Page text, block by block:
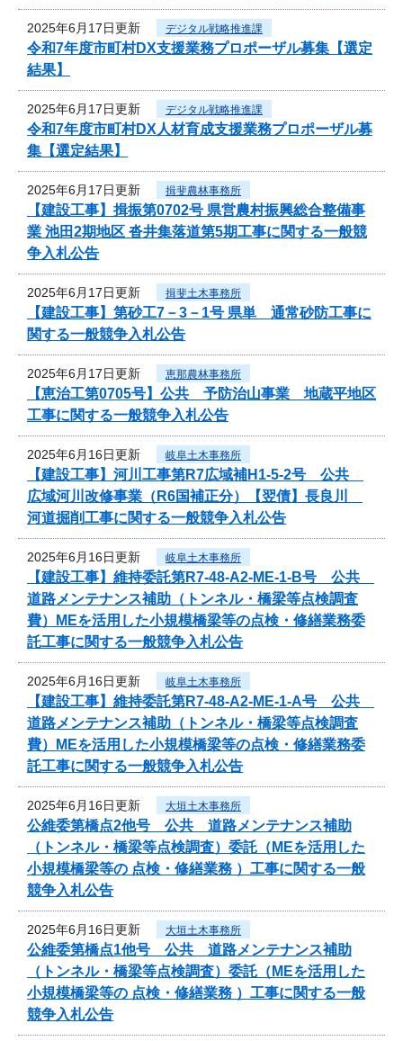
2025年6月17日更新 デジタル戦略推進課
令和7年度市町村DX支援業務プロポーザル募集【選定
結果】
2025年6月17日更新 デジタル戦略推進課
令和7年度市町村DX人材育成支援業務プロポーザル募
集【選定結果】
2025年6月17日更新 揖斐農林事務所
【建設工事】揖振第0702号 県営農村振興総合整備事
業 池田2期地区 沓井集落道第5期工事に関する一般競
争入札公告
2025年6月17日更新 揖斐土木事務所
【建設工事】第砂工7－3－1号 県単 通常砂防工事に
関する一般競争入札公告
2025年6月17日更新 恵那農林事務所
【恵治工第0705号】公共 予防治山事業 地蔵平地区
工事に関する一般競争入札公告
2025年6月16日更新 岐阜土木事務所
【建設工事】河川工事第R7広域補H1-5-2号 公共
広域河川改修事業（R6国補正分）【翌債】長良川
河道掘削工事に関する一般競争入札公告
2025年6月16日更新 岐阜土木事務所
【建設工事】維持委託第R7-48-A2-ME-1-B号 公共
道路メンテナンス補助（トンネル・橋梁等点検調査
費）MEを活用した小規模橋梁等の点検・修繕業務委
託工事に関する一般競争入札公告
2025年6月16日更新 岐阜土木事務所
【建設工事】維持委託第R7-48-A2-ME-1-A号 公共
道路メンテナンス補助（トンネル・橋梁等点検調査
費）MEを活用した小規模橋梁等の点検・修繕業務委
託工事に関する一般競争入札公告
2025年6月16日更新 大垣土木事務所
公維委第橋点2他号 公共 道路メンテナンス補助
（トンネル・橋梁等点検調査）委託（MEを活用した
小規模橋梁等の 点検・修繕業務 ）工事に関する一般
競争入札公告
2025年6月16日更新 大垣土木事務所
公維委第橋点1他号 公共 道路メンテナンス補助
（トンネル・橋梁等点検調査）委託（MEを活用した
小規模橋梁等の 点検・修繕業務 ）工事に関する一般
競争入札公告